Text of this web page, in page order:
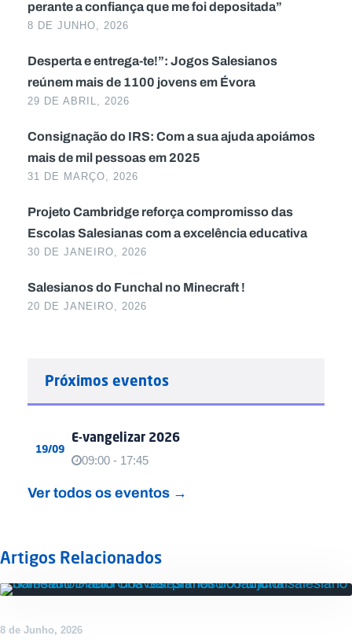
perante a confiança que me foi depositada”
8 DE JUNHO, 2026
Desperta e entrega-te!”: Jogos Salesianos
reúnem mais de 1100 jovens em Évora
29 DE ABRIL, 2026
Consignação do IRS: Com a sua ajuda apoiámos
mais de mil pessoas em 2025
31 DE MARÇO, 2026
Projeto Cambridge reforça compromisso das
Escolas Salesianas com a excelência educativa
30 DE JANEIRO, 2026
Salesianos do Funchal no Minecraft !
20 DE JANEIRO, 2026
Próximos eventos
19/09
E-vangelizar 2026
09:00 - 17:45
Ver todos os eventos →
Artigos Relacionados
8 de Junho, 2026